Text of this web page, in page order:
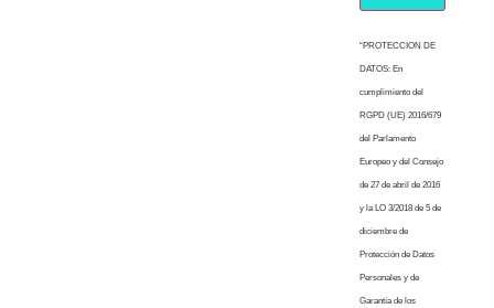
“PROTECCION DE
DATOS: En
cumplimiento del
RGPD (UE) 2016/679
del Parlamento
Europeo y del Consejo
de 27 de abril de 2016
y la LO 3/2018 de 5 de
diciembre de
Protección de Datos
Personales y de
Garantía de los